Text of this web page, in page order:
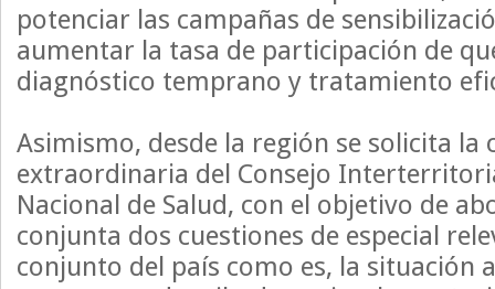
potenciar las campañas de
aumentar la tasa de participación de
diagnóstico temprano y tratamiento
Asimismo, desde la región se solicita la
extraordinaria del Consejo
Nacional de Salud, con el objetivo de
conjunta dos cuestiones de especial
conjunto del país como es, la situación